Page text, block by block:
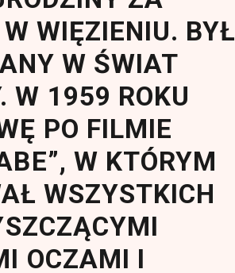
WIĘZIENIU. BYŁ
W ŚWIAT
W 1959 ROKU
PO FILMIE
W KTÓRYM
WSZYSTKICH
OCZAMI I